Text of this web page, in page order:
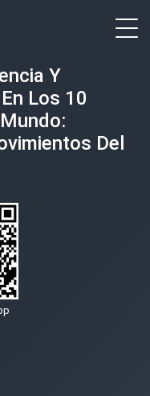
Y
Los 10
Del